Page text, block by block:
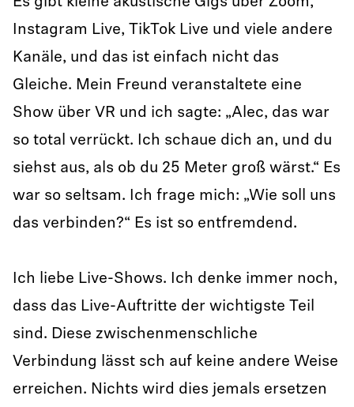
Instagram Live, TikTok Live und viele andere
Kanäle, und das ist einfach nicht das
Gleiche. Mein Freund veranstaltete eine
Show über VR und ich sagte: „Alec, das war
so total verrückt. Ich schaue dich an, und du
siehst aus, als ob du 25 Meter groß wärst.“ Es
war so seltsam. Ich frage mich: „Wie soll uns
das verbinden?“ Es ist so entfremdend.
Ich liebe Live-Shows. Ich denke immer noch,
dass das Live-Auftritte der wichtigste Teil
sind. Diese zwischenmenschliche
Verbindung lässt sch auf keine andere Weise
erreichen. Nichts wird dies jemals ersetzen